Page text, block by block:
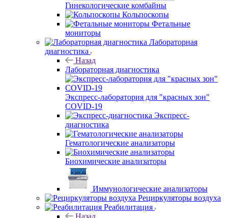
Гинекологические комбайны
Кольпоскопы
Фетальные
мониторы
Лабораторная
диагностика
Назад
Лабораторная диагностика
Экспресс-лаборатория для "красных зон"
COVID-19
Экспресс-
диагностика
Гематологические анализаторы
Биохимические анализаторы
Иммунологические анализаторы
Рециркуляторы воздуха
Реабилитация
Назад